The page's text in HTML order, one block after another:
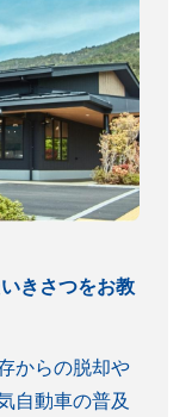
きさつをお教
からの脱却や
自動車の普及